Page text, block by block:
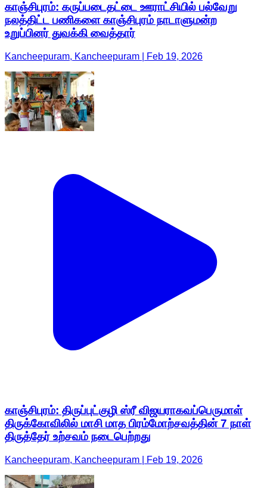
காஞ்சிபுரம்: கருப்படைதட்டை ஊராட்சியில் பல்வேறு
நலத்திட்ட பணிகளை காஞ்சிபுரம் நாடாளுமன்ற
உறுப்பினர் துவக்கி வைத்தார்
Kancheepuram, Kancheepuram | Feb 19, 2026
காஞ்சிபுரம்: திருப்புட்குழி ஸ்ரீ விஜயராகவப்பெருமாள்
திருக்கோவிலில் மாசி மாத பிரம்மோற்சவத்தின் 7 நாள்
திருத்தேர் உற்சவம் நடைபெற்றது
Kancheepuram, Kancheepuram | Feb 19, 2026